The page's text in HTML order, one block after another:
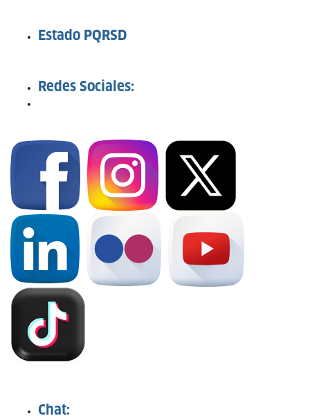
Estado PQRSD
Redes Sociales:
Chat: